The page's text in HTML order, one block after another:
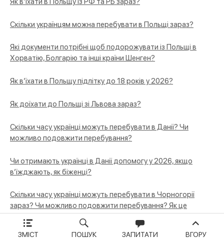
Скільки українцям можна перебувати в Польщі зараз?
Які документи потрібні щоб подорожувати із Польщі в
Хорватію, Болгарію та інші країни Шенген?
Як в’їхати в Польщу підлітку до 18 років у 2026?
Як доїхати до Польщі зі Львова зараз?
Скільки часу українці можуть перебувати в Данії? Чи
можливо подовжити перебування?
Чи отримають українці в Данії допомогу у 2026, якщо
в’їжджають, як біженці?
Скільки часу українці можуть перебувати в Чорногорії
зараз? Чи можливо подовжити перебування? Як це
Чи отримають українці допомогу в Чорногорії зараз, якщо
ЗМІСТ ПОШУК ЗАПИТАТИ ВГОРУ